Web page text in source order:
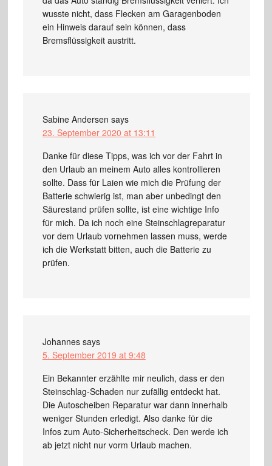
wusste nicht, dass Flecken am Garagenboden
ein Hinweis darauf sein können, dass
Bremsflüssigkeit austritt.
Sabine Andersen says
23. September 2020 at 13:11
Danke für diese Tipps, was ich vor der Fahrt in
den Urlaub an meinem Auto alles kontrollieren
sollte. Dass für Laien wie mich die Prüfung der
Batterie schwierig ist, man aber unbedingt den
Säurestand prüfen sollte, ist eine wichtige Info
für mich. Da ich noch eine Steinschlagreparatur
vor dem Urlaub vornehmen lassen muss, werde
ich die Werkstatt bitten, auch die Batterie zu
prüfen.
Johannes says
5. September 2019 at 9:48
Ein Bekannter erzählte mir neulich, dass er den
Steinschlag-Schaden nur zufällig entdeckt hat.
Die Autoscheiben Reparatur war dann innerhalb
weniger Stunden erledigt. Also danke für die
Infos zum Auto-Sicherheitscheck. Den werde ich
ab jetzt nicht nur vorm Urlaub machen.